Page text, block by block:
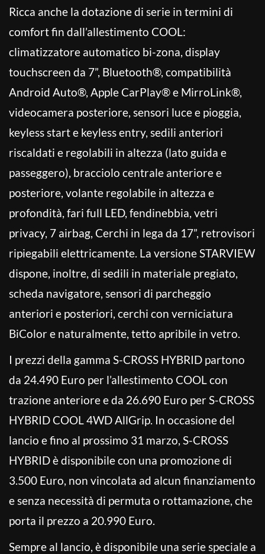
Ricca anche la dotazione di serie in termini di
comfort fin dall’allestimento COOL:
climatizzatore automatico bi-zona, display
touchscreen da 7”, Bluetooth®, compatibilità
Android Auto®, Apple CarPlay® e MirroLink®,
videocamera posteriore, sensori luce e pioggia,
keyless start e keyless entry, sedili anteriori
riscaldati e regolabili in altezza (lato guida e
passeggero), bracciolo centrale anteriore e
posteriore, volante regolabile in altezza e
profondità, fari full LED, fendinebbia, vetri
privacy, 7 airbag, Cerchi in lega da 17”, retrovisori
ripiegabili elettricamente. La versione STARVIEW
dispone, inoltre, di sedili in materiale pregiato,
scheda navigatore, sensori di parcheggio
anteriori e posteriori, cerchi con verniciatura
BiColor e naturalmente, tetto apribile in vetro.
I prezzi della gamma S-CROSS HYBRID partono
da 24.490 Euro per l’allestimento COOL con
trazione anteriore e da 26.690 Euro per S-CROSS
HYBRID COOL 4WD AllGrip. In occasione del
lancio e fino al prossimo 31 marzo, S-CROSS
HYBRID è disponibile con una promozione di
3.500 Euro, non vincolata ad alcun finanziamento
e senza necessità di permuta o rottamazione, che
porta il prezzo a 20.990 Euro.
Sempre al lancio, è disponibile una serie speciale a